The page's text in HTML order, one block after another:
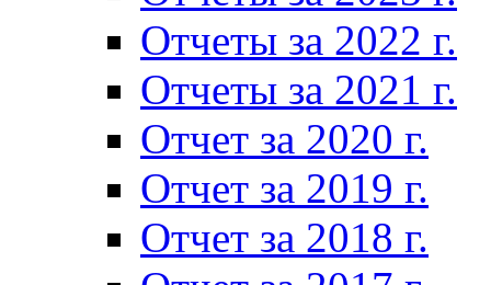
Отчеты за 2022 г.
Отчеты за 2021 г.
Отчет за 2020 г.
Отчет за 2019 г.
Отчет за 2018 г.